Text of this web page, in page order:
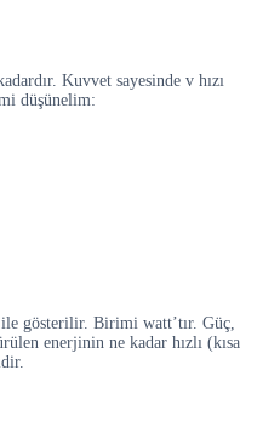
Kuvvet sayesinde v hızı
düşünelim:
gösterilir. Birimi watt’tır. Güç,
enerjinin ne kadar hızlı (kısa